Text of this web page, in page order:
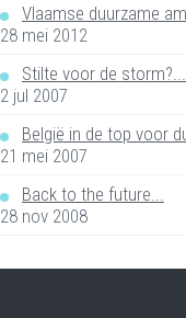
Vlaamse duurzame
28 mei 2012
Stilte voor de storm?...
2 jul 2007
België in de top voor
21 mei 2007
Back to the future...
28 nov 2008